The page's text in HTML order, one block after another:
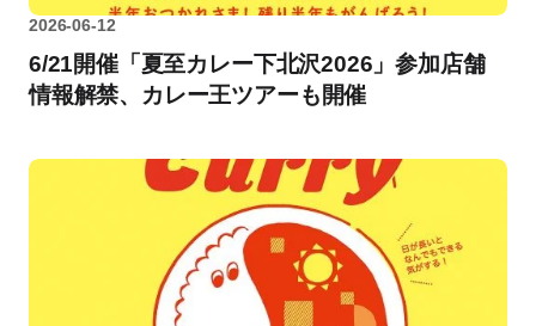
2026-06-12
6/21開催「夏至カレー下北沢2026」参加店舗
情報解禁、カレー王ツアーも開催